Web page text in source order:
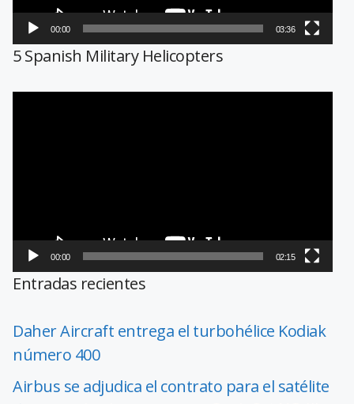
00:00 03:36
5 Spanish Military Helicopters
00:00 02:15
Entradas recientes
Daher Aircraft entrega el turbohélice Kodiak
número 400
Airbus se adjudica el contrato para el satélite